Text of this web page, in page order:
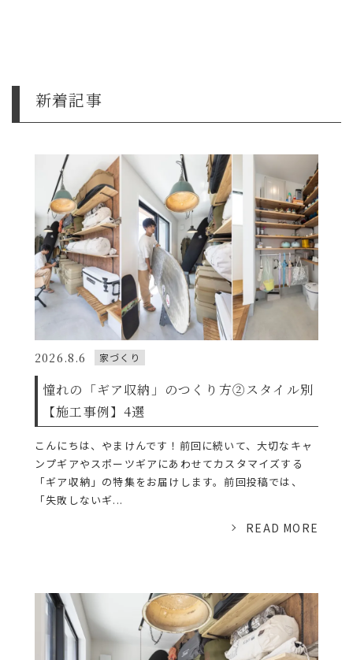
新着記事
2026.8.6 家づくり
憧れの「ギア収納」のつくり方②スタイル別
【施工事例】4選
こんにちは、やまけんです！前回に続いて、大切なキャ
ンプギアやスポーツギアにあわせてカスタマイズする
「ギア収納」の特集をお届けします。前回投稿では、
「失敗しないギ...
READ MORE